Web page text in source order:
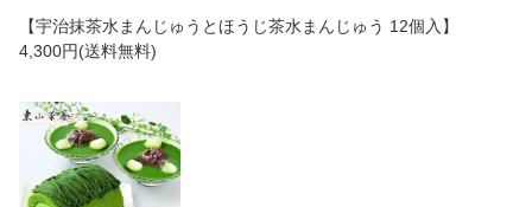
【宇治抹茶水まんじゅうとほうじ茶水まんじゅう 12個入】
4,300円(送料無料)